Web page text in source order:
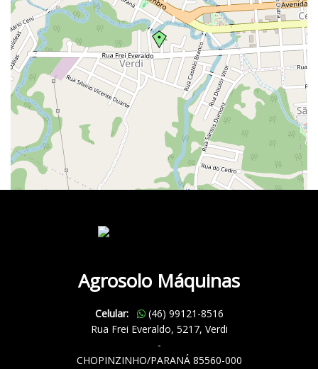
Agrosolo Máquinas
Celular:
(46) 99121-8516
Rua Frei Everaldo, 5217, Verdi
-
CHOPINZINHO/PARANÁ 85560-000